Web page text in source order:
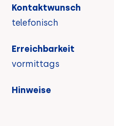
Kontaktwunsch
Erreichbarkeit
Hinweise